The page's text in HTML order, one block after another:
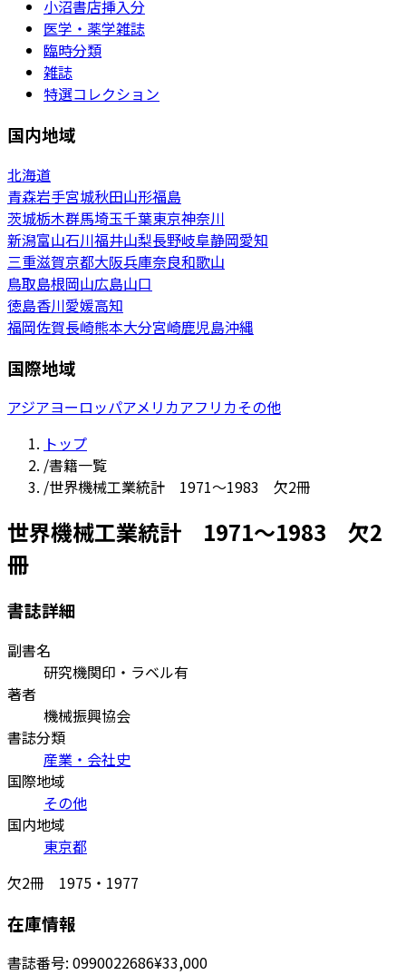
小沼書店挿入分
医学・薬学雑誌
臨時分類
雑誌
特選コレクション
国内地域
北海道
青森岩手宮城秋田山形福島
茨城栃木群馬埼玉千葉東京神奈川
新潟富山石川福井山梨長野岐阜静岡愛知
三重滋賀京都大阪兵庫奈良和歌山
鳥取島根岡山広島山口
徳島香川愛媛高知
福岡佐賀長崎熊本大分宮崎鹿児島沖縄
国際地域
アジアヨーロッパアメリカアフリカその他
トップ
/書籍一覧
/世界機械工業統計 1971～1983 欠2冊
世界機械工業統計 1971～1983 欠2
冊
書誌詳細
副書名
研究機関印・ラベル有
著者
機械振興協会
書誌分類
産業・会社史
国際地域
その他
国内地域
東京都
欠2冊 1975・1977
在庫情報
書誌番号: 0990022686¥33,000